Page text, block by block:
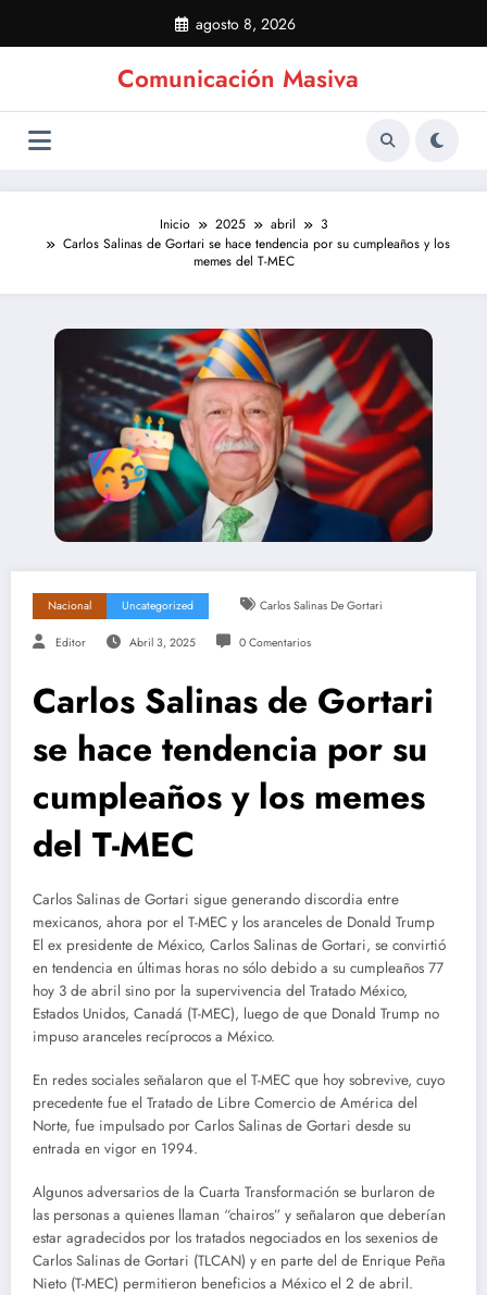
contenido
agosto 8, 2026
Comunicación Masiva
Inicio 2025 abril
3
Carlos Salinas de Gortari se hace tendencia por su cumpleaños y los
memes del T-MEC
Nacional Uncategorized Carlos Salinas De Gortari
Editor Abril 3, 2025 0 Comentarios
Carlos Salinas de Gortari
se hace tendencia por su
cumpleaños y los memes
del T-MEC
Carlos Salinas de Gortari sigue generando discordia entre
mexicanos, ahora por el T-MEC y los aranceles de Donald Trump
El ex presidente de México, Carlos Salinas de Gortari, se convirtió
en tendencia en últimas horas no sólo debido a su cumpleaños 77
hoy 3 de abril sino por la supervivencia del Tratado México,
Estados Unidos, Canadá (T-MEC), luego de que Donald Trump no
impuso aranceles recíprocos a México.
En redes sociales señalaron que el T-MEC que hoy sobrevive, cuyo
precedente fue el Tratado de Libre Comercio de América del
Norte, fue impulsado por Carlos Salinas de Gortari desde su
entrada en vigor en 1994.
Algunos adversarios de la Cuarta Transformación se burlaron de
las personas a quienes llaman “chairos” y señalaron que deberían
estar agradecidos por los tratados negociados en los sexenios de
Carlos Salinas de Gortari (TLCAN) y en parte del de Enrique Peña
Nieto (T-MEC) permitieron beneficios a México el 2 de abril.